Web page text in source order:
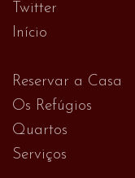
Twitter
Início
Reservar a Casa
Os Refúgios
Quartos
Serviços